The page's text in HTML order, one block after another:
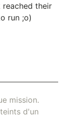
their
run ;o)
mission.
d'un